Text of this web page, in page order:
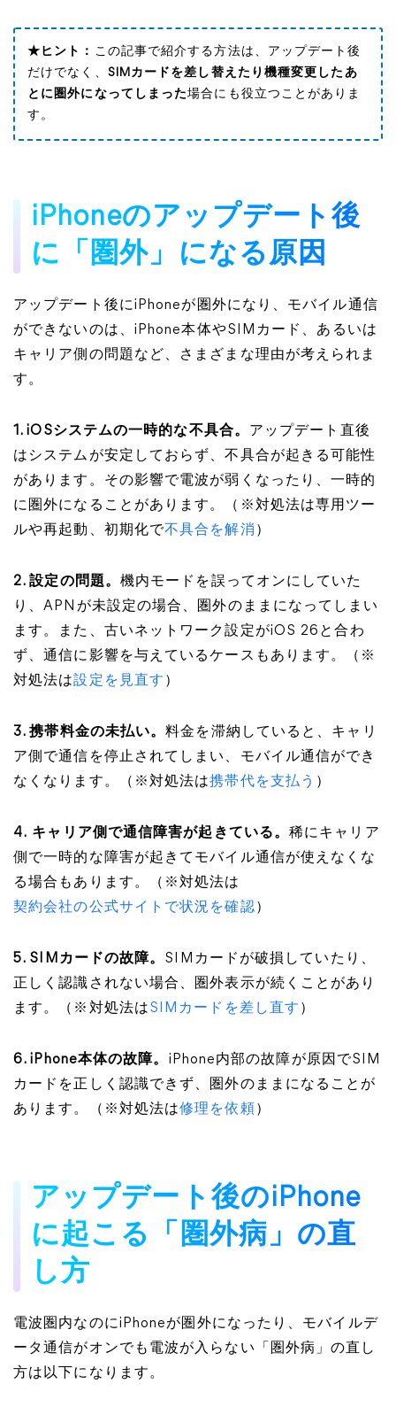
★ヒント： この記事で紹介する方法は、アップデート後
だけでなく、 SIMカードを差し替えたり機種変更したあ
とに圏外になってしまった場合にも役立つことがありま
す。
iPhoneのアップデート後
に「圏外」になる原因
アップデート後にiPhoneが圏外になり、モバイル通信
ができないのは、iPhone本体やSIMカード、あるいは
キャリア側の問題など、さまざまな理由が考えられま
す。
1. iOSシステムの一時的な不具合。 アップデート直後
はシステムが安定しておらず、不具合が起きる可能性
があります。その影響で電波が弱くなったり、一時的
に圏外になることがあります。（※対処法は専用ツー
ルや再起動、初期化で不具合を解消 ）
2. 設定の問題。 機内モードを誤ってオンにしていた
り、APNが未設定の場合、圏外のままになってしまい
ます。また、古いネットワーク設定がiOS 26と合わ
ず、通信に影響を与えているケースもあります。（※
対処法は設定を見直す ）
3. 携帯料金の未払い。料金を滞納していると、キャリ
ア側で通信を停止されてしまい、モバイル通信ができ
なくなります。（※対処法は携帯代を支払う ）
4. キャリア側で通信障害が起きている。稀にキャリア
側で一時的な障害が起きてモバイル通信が使えなくな
る場合もあります。（※対処法は
契約会社の公式サイトで状況を確認 ）
5. SIMカードの故障。 SIMカードが破損していたり、
正しく認識されない場合、圏外表示が続くことがあり
ます。（※対処法はSIMカードを差し直す ）
6. iPhone本体の故障。 iPhone内部の故障が原因でSIM
カードを正しく認識できず、圏外のままになることが
あります。（※対処法は修理を依頼 ）
アップデート後のiPhone
に起こる「圏外病」の直
し方
電波圏内なのにiPhoneが圏外になったり、モバイルデ
ータ通信がオンでも電波が入らない「圏外病」の直し
方は以下になります。